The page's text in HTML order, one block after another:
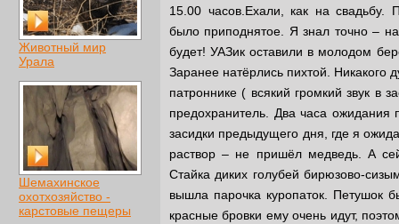
Животный мир
Урала
Шемахинское
охотхозяйство -
карстовые пещеры
15.00 часов.Ехали, как на свадьбу.
было приподнятое. Я знал точно –
будет! УАЗик оставили в молодом
Заранее натёрлись пихтой. Никакого
патроннике ( всякий громкий звук в
предохранитель. Два часа ожидания
засидки предыдущего дня, где я
раствор – не пришёл медведь. А
Стайка диких голубей бирюзово-
вышла парочка куропаток. Петушок
красные бровки ему очень идут,